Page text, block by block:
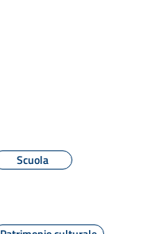
Scuola